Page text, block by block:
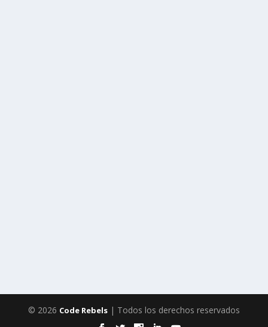
© 2026 Code Rebels | Todos los derechos reservados